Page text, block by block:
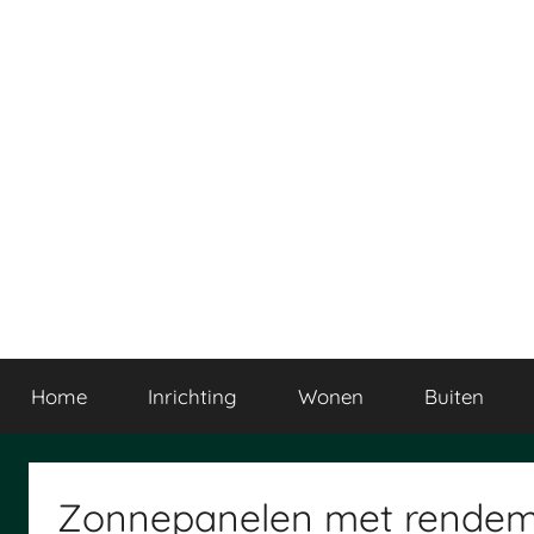
Home Inrichting Wonen Buiten
Zonnepanelen met